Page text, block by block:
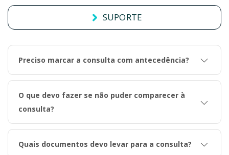
SUPORTE
Preciso marcar a consulta com antecedência?
O que devo fazer se não puder comparecer à
consulta?
Quais documentos devo levar para a consulta?